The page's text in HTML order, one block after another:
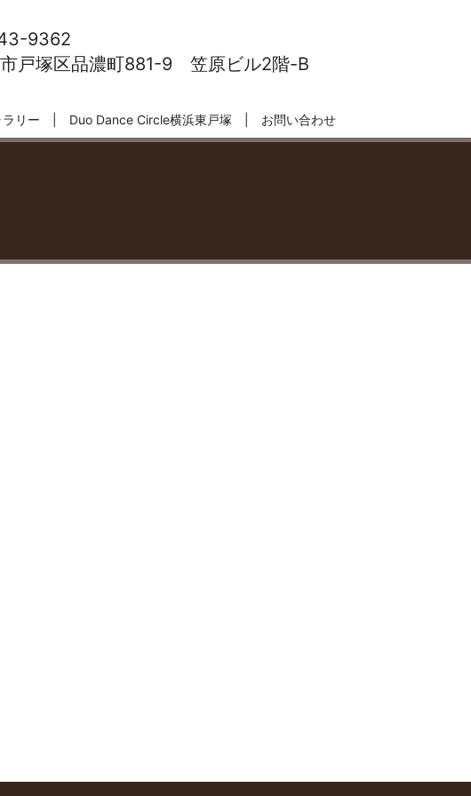
9362
戸塚区品濃町881-9 笠原ビル2階-B
ラリー Duo Dance Circle横浜東戸塚 お問い合わせ